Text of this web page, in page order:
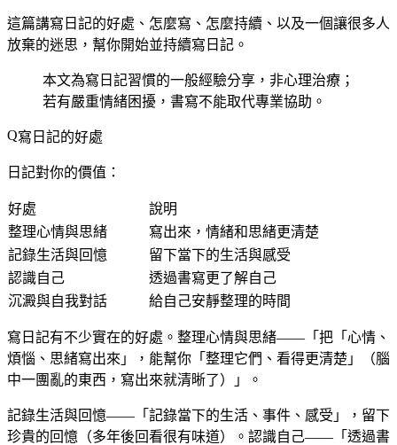
這篇講寫日記的好處、怎麼寫、怎麼持續、以及一個讓很多人
放棄的迷思，幫你開始並持續寫日記。
本文為寫日記習慣的一般經驗分享，非心理治療；
若有嚴重情緒困擾，書寫不能取代專業協助。
寫日記的好處
日記對你的價值：
好處
說明
整理心情與思緒
寫出來，情緒和思緒更清楚
記錄生活與回憶
留下當下的生活與感受
認識自己
透過書寫更了解自己
沉澱與自我對話
給自己安靜整理的時間
寫日記有不少實在的好處。整理心情與思緒——「把「心情、
煩惱、思緒寫出來」，能幫你「整理它們、看得更清楚」（腦
中一團亂的東西，寫出來就清晰了）」。
記錄生活與回憶——「記錄當下的生活、事件、感受」，留下
珍貴的回憶（多年後回看很有味道）。認識自己——「透過書